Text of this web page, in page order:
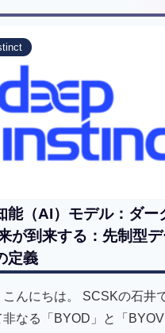
能（AI）モデル：ダー
が到来する：先制型
定義
んにちは。 SCSKの石井
非なる「BYOD」と「